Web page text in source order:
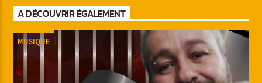
A DÉCOUVRIR ÉGALEMENT
MUSIQUE